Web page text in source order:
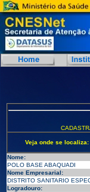
Veja onde se localiza:
Nome:
POLO BASE ABAQUADI
Nome Empresarial:
DISTRITO SANITARIO
Logradouro: